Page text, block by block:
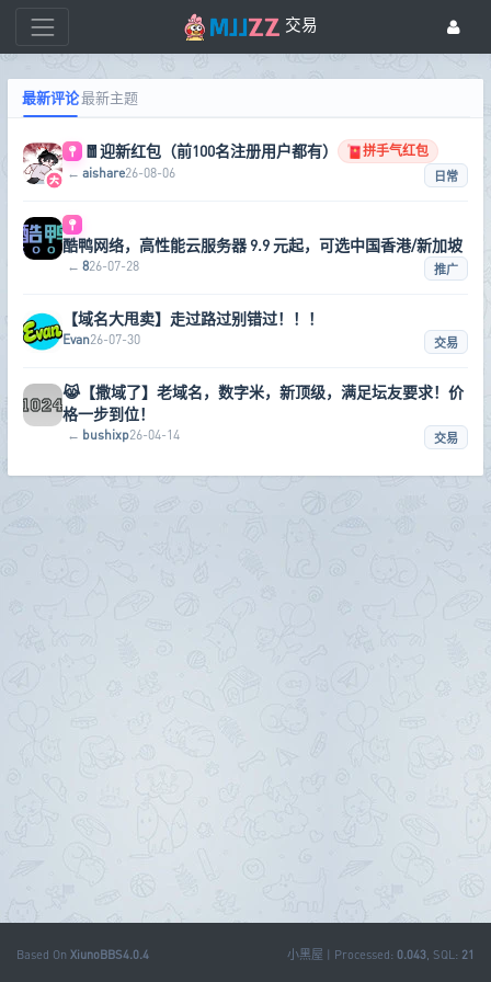
交易
最新评论最新主题
🧧迎新红包（前100名注册用户都有）
拼手气红包
← aishare26-08-06 日常
酷鸭网络，高性能云服务器 9.9 元起，可选中国香港/新加坡
← 826-07-28 推广
【域名大甩卖】走过路过别错过！！！
Evan26-07-30 交易
😹【撒域了】老域名，数字米，新顶级，满足坛友要求！价
格一步到位！
← bushixp26-04-14 交易
Based On XiunoBBS4.0.4 小黑屋 Processed: 0.043 , SQL: 21